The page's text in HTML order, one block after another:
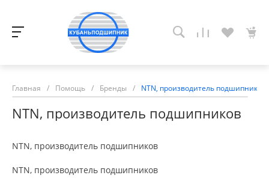
Главная / Помощь / Бренды / NTN, производитель подшипников
NTN, производитель подшипников
NTN, производитель подшипников
NTN, производитель подшипников